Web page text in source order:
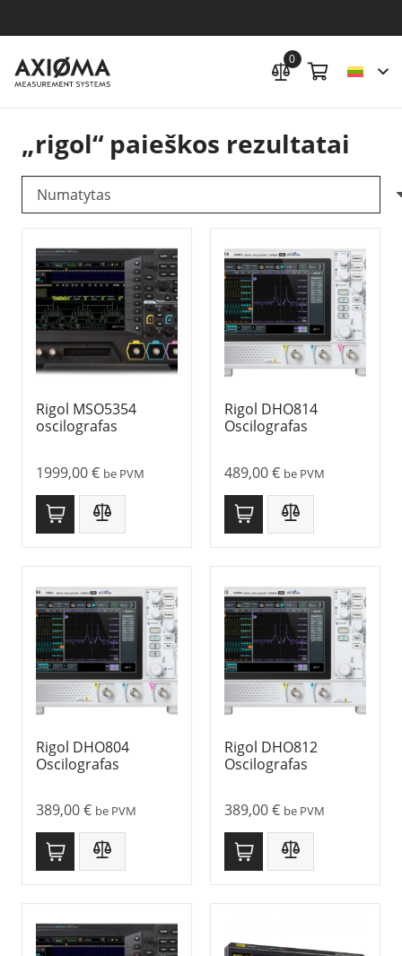
0
„rigol“ paieškos rezultatai
Rigol MSO5354
oscilografas
1999,00€ be PVM
Rigol DHO814
Oscilografas
489,00€ be PVM
Rigol DHO804
Oscilografas
389,00€ be PVM
Rigol DHO812
Oscilografas
389,00€ be PVM